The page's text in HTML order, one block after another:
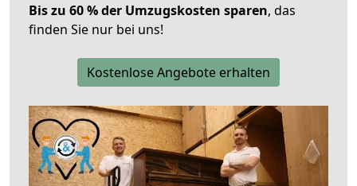
Bis zu 60 % der Umzugskosten sparen, das
finden Sie nur bei uns!
Kostenlose Angebote erhalten